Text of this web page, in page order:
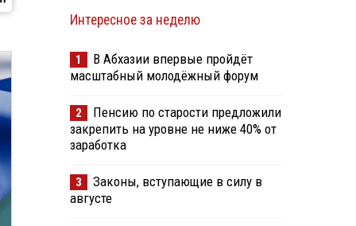
Интересное за неделю
1
В Абхазии впервые пройдёт
масштабный молодёжный форум
2
Пенсию по старости предложили
закрепить на уровне не ниже 40% от
заработка
3
Законы, вступающие в силу в
августе